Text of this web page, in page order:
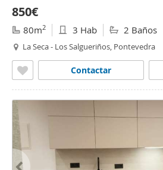
850€
80m2 3 Hab 2 Baños
La Seca - Los Salgueriños, Pontevedra
Contactar